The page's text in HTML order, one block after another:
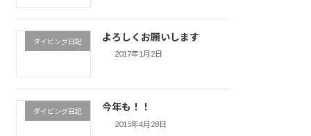
ダイビング日記 よろしくお願いします
2017年1月2日
ダイビング日記 今年も！！
2015年4月28日